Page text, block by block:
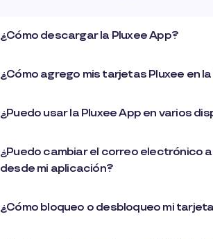
¿Cómo descargar la Pluxee App?
¿Cómo agrego mis tarjetas Pluxee en
¿Puedo usar la Pluxee App en varios
¿Puedo cambiar el correo electrónico
desde mi aplicación?
¿Cómo bloqueo o desbloqueo mi